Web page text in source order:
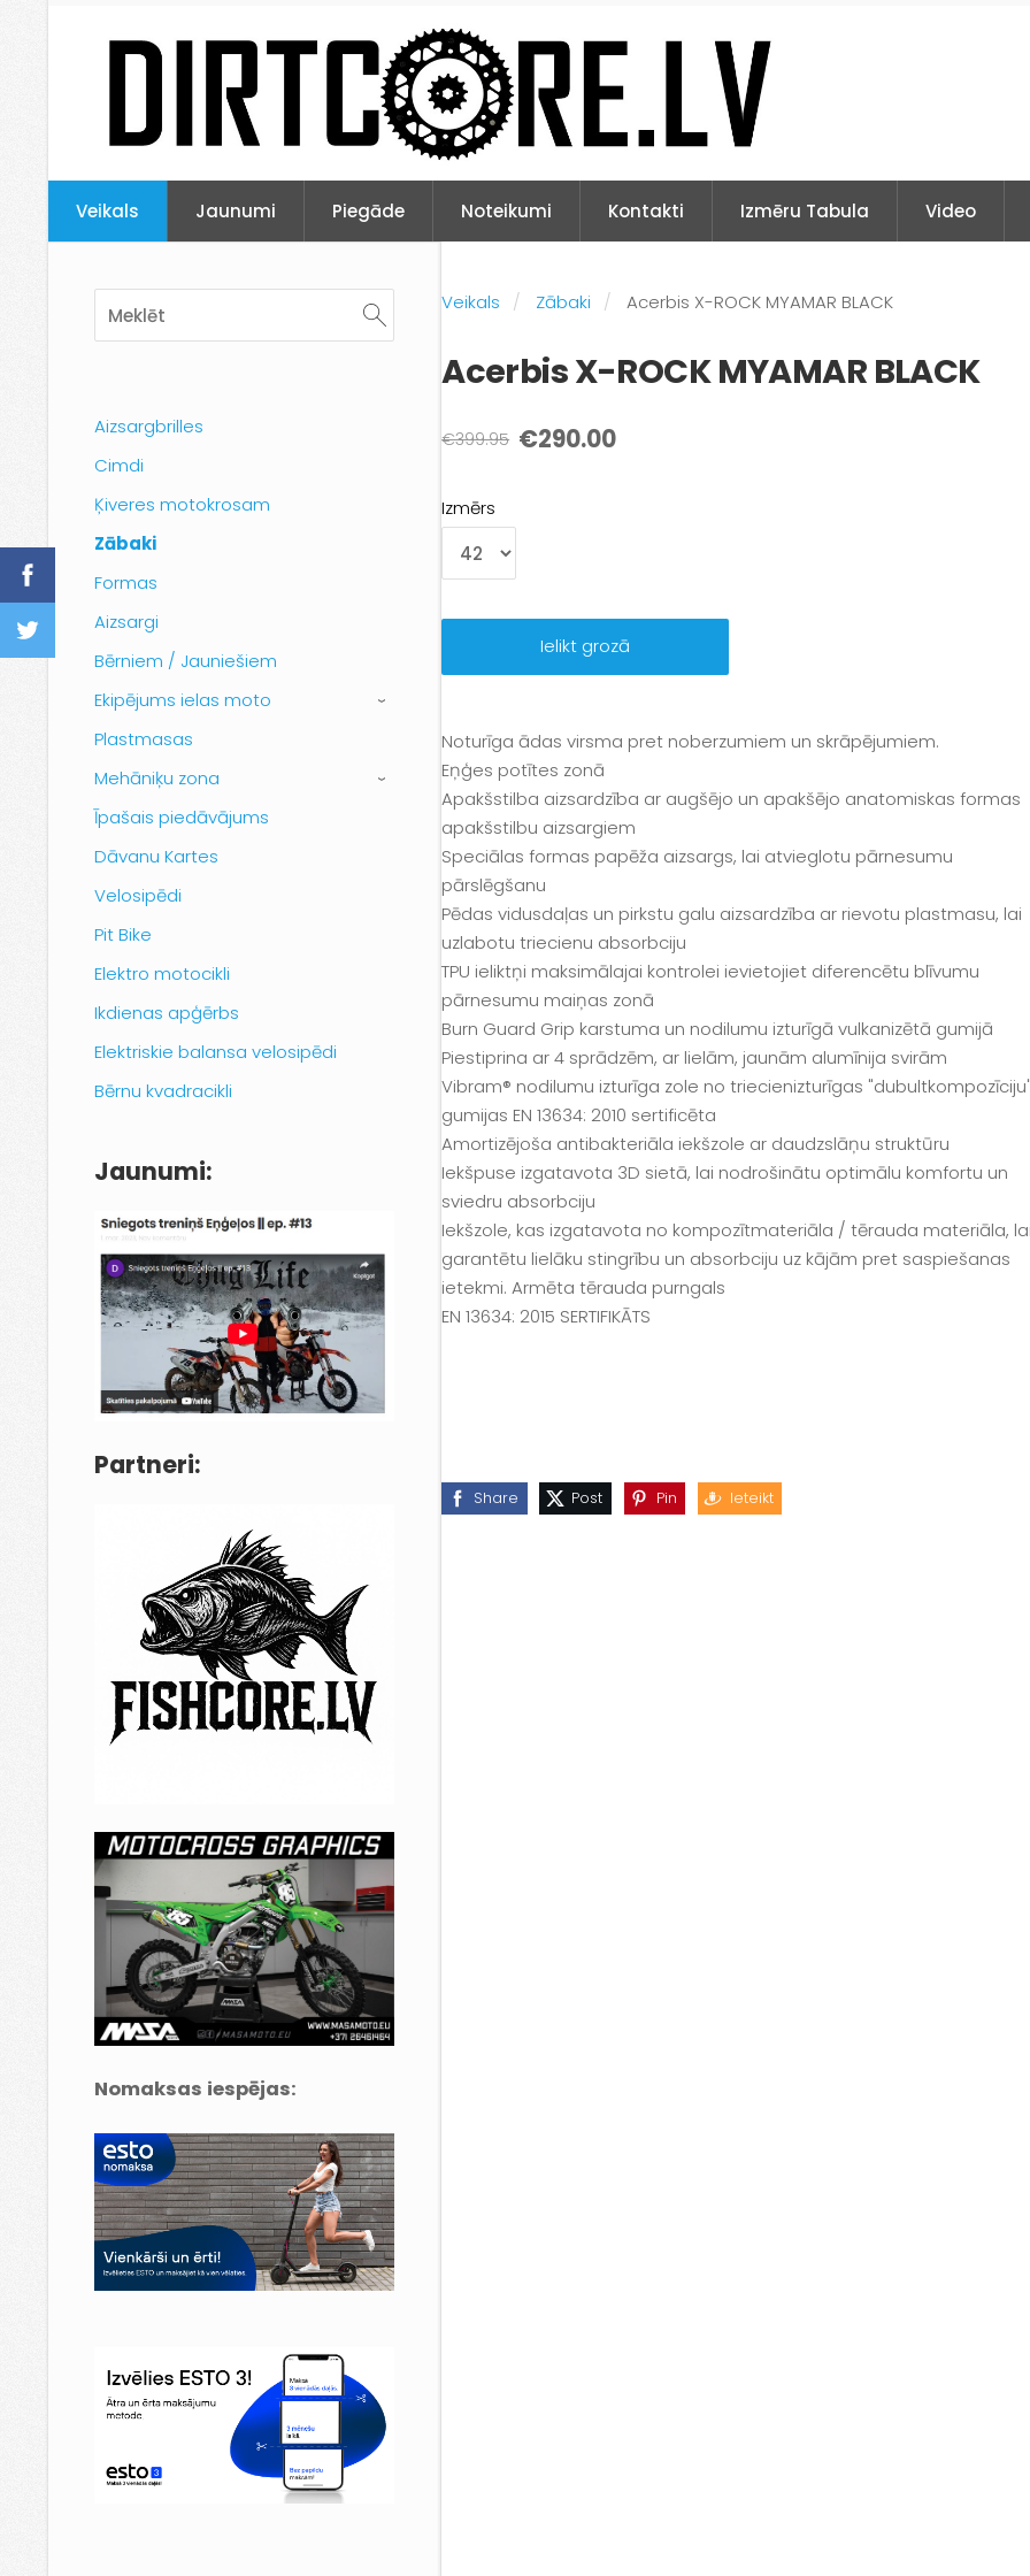
Veikals Jaunumi Piegāde Noteikumi Kontakti Izmēru Tabula Video
Aizsargbrilles
Cimdi
Ķiveres motokrosam
Zābaki
Formas
Aizsargi
Bērniem / Jauniešiem
Ekipējums ielas moto
›
Plastmasas
Mehāniķu zona
›
Īpašais piedāvājums
Dāvanu Kartes
Velosipēdi
Pit Bike
Elektro motocikli
Ikdienas apģērbs
Elektriskie balansa velosipēdi
Bērnu kvadracikli
Jaunumi:
Partneri:
Nomaksas iespējas:
Veikals Zābaki Acerbis X-ROCK MYAMAR BLACK
Acerbis X-ROCK MYAMAR BLACK
€399.95 €290.00
Izmērs
Ielikt grozā
Noturīga ādas virsma pret noberzumiem un skrāpējumiem.
Eņģes potītes zonā
Apakšstilba aizsardzība ar augšējo un apakšējo anatomiskas formas
apakšstilbu aizsargiem
Speciālas formas papēža aizsargs, lai atvieglotu pārnesumu
pārslēgšanu
Pēdas vidusdaļas un pirkstu galu aizsardzība ar rievotu plastmasu, lai
uzlabotu triecienu absorbciju
TPU ieliktņi maksimālajai kontrolei ievietojiet diferencētu blīvumu
pārnesumu maiņas zonā
Burn Guard Grip karstuma un nodilumu izturīgā vulkanizētā gumijā
Piestiprina ar 4 sprādzēm, ar lielām, jaunām alumīnija svirām
Vibram® nodilumu izturīga zole no triecienizturīgas
gumijas EN 13634: 2010 sertificēta
Amortizējoša antibakteriāla iekšzole ar daudzslāņu struktūru
Iekšpuse izgatavota 3D sietā, lai nodrošinātu optimālu komfortu un
sviedru absorbciju
Iekšzole, kas izgatavota no kompozītmateriāla / tērauda materiāla,
garantētu lielāku stingrību un absorbciju uz kājām pret saspiešanas
ietekmi. Armēta tērauda purngals
EN 13634: 2015 SERTIFIKĀTS
Share Post Pin Ieteikt